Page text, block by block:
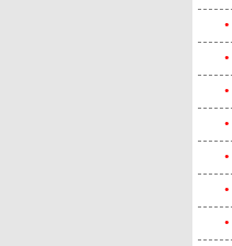
•
•
•
•
•
•
•